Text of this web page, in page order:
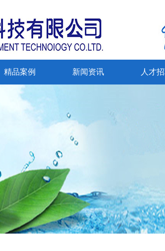
精品案例 新闻资讯 人才